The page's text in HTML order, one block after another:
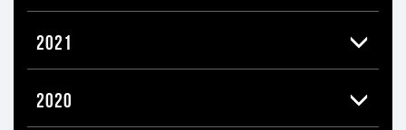
2021
2020